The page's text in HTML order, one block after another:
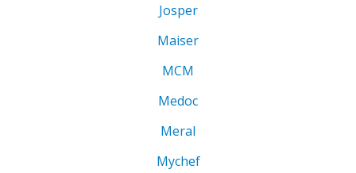
Josper
Maiser
MCM
Medoc
Meral
Mychef